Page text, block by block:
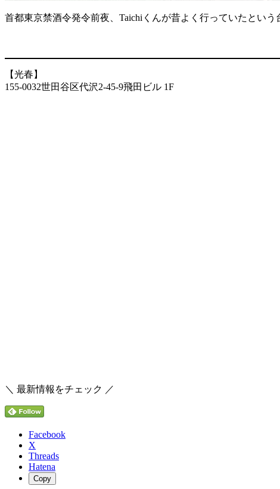
首都東京禁酒令発令前夜、Taichiくんが昔よく行っていたとい
【光春】
155-0032世田谷区代沢2-45-9飛田ビル 1F
＼ 最新情報をチェック ／
Facebook
X
Threads
Hatena
Copy